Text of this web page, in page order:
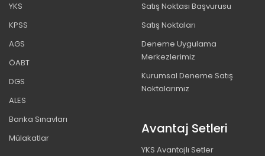
YKS
KPSS
AGS
ÖABT
DGS
ALES
Banka Sınavları
Mülakatlar
Satış Noktası Başvurusu
Satış Noktaları
Deneme Uygulama
Merkezlerimiz
Kurumsal Deneme Satış
Noktalarımız
Avantaj Setleri
YKS Avantajlı Setler